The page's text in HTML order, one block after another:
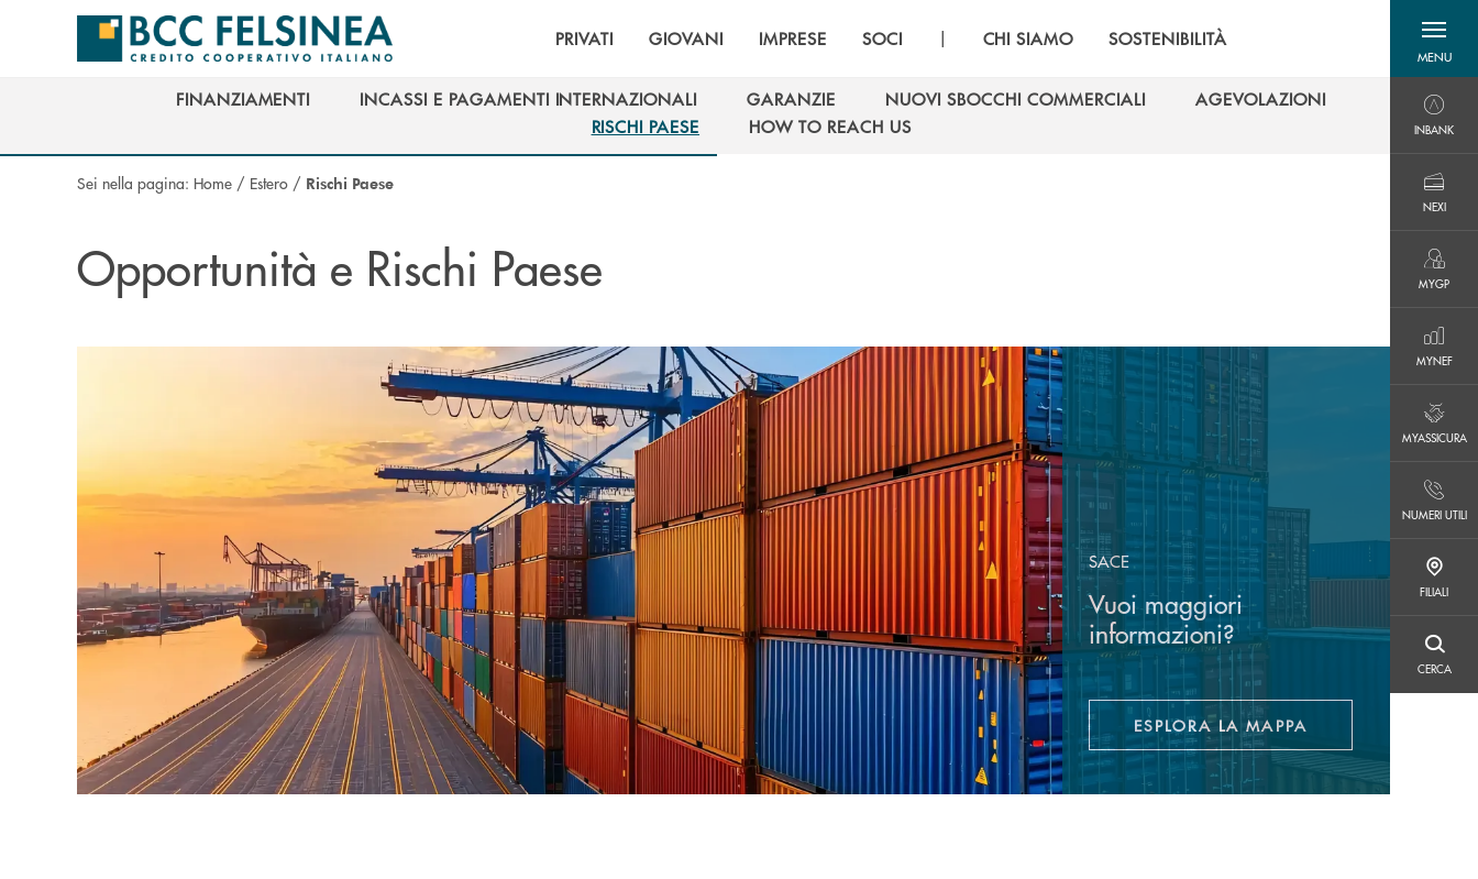
Salta al contenuto principale
PRIVATI GIOVANI IMPRESE SOCI | CHI SIAMO SOSTENIBILITÀ
MENU
menu
INBANK
NEXI
MYGP
MYNEF
MYNEF
MYASSICURA
MYASSICURA
NUMERI UTILI
NUMERI UTILI
FILIALI
FILIALI
CERCA
FINANZIAMENTI
INCASSI E PAGAMENTI INTERNAZIONALI
INCASSI E PAGAMENTI INTERNAZIONALI
GARANZIE
GARANZIE
NUOVI SBOCCHI COMMERCIALI
NUOVI SBOCCHI COMMERCIALI
AGEVOLAZIONI
RISCHI PAESE
RISCHI PAESE
HOW TO REACH US
Sei nella pagina: Home / Estero / Rischi Paese
Opportunità e Rischi Paese
SACE
Vuoi maggiori
informazioni?
ESPLORA LA MAPPAAPRE UNA NUOVA FINESTRA